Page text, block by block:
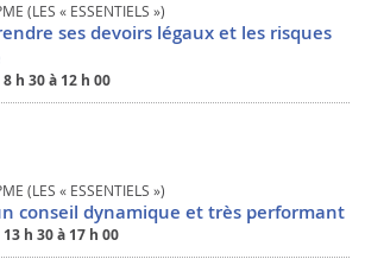
(LES « ESSENTIELS »)
ses devoirs légaux et les risques
8 h 30 à 12 h 00
(LES « ESSENTIELS »)
conseil dynamique et très performant
13 h 30 à 17 h 00